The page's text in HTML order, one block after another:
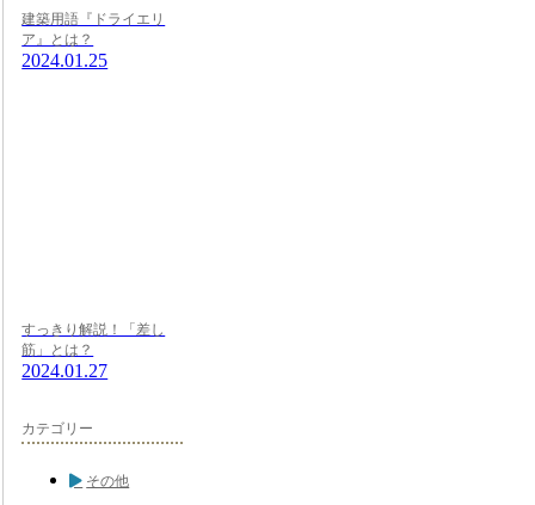
建築用語『ドライエリ
ア』とは？
2024.01.25
すっきり解説！「差し
筋」とは？
2024.01.27
カテゴリー
その他